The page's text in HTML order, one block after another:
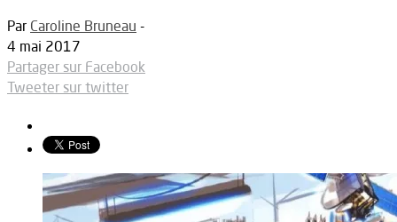
Par Caroline Bruneau -
4 mai 2017
Partager sur Facebook
Tweeter sur twitter